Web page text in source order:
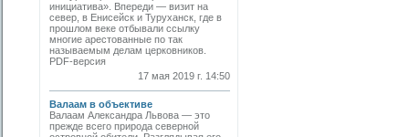
инициатива». Впереди — визит на
север, в Енисейск и Туруханск, где в
прошлом веке отбывали ссылку
многие арестованные по так
называемым делам церковников.
PDF-версия
17 мая 2019 г. 14:50
Валаам в объективе
Валаам Александра Львова — это
прежде всего природа северной